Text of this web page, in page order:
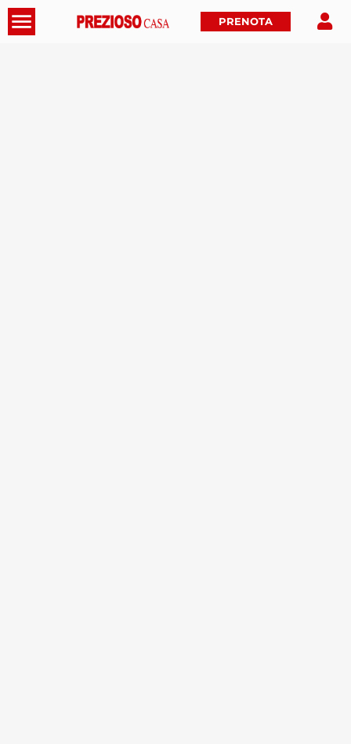
PRENOTA